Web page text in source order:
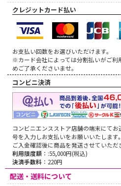
クレジットカード払い
お支払い回数をお選びいただけます。
※カード会社によっては分割払いがご利
めご了承くださいませ。
コンビニ決済
コンビニエンスストア店舗の端末にて
号を入力しお支払いをお願いいたします。
ご入金確認後に商品を発送させていただ
利用限度額 ：:55,000円(税込)
決済手数料 ：220円
配送・送料について